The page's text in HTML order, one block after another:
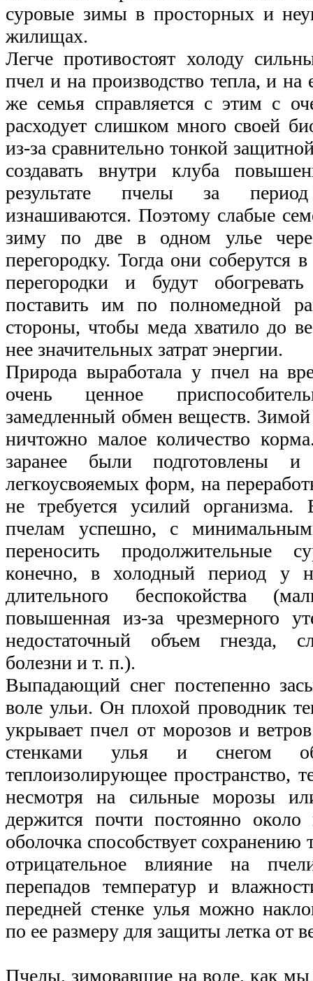
суровые зимы в просторных и
жилищах.
Легче противостоят холоду
пчел и на производство тепла, и на
же семья справляется с этим с
расходует слишком много своей
из-за сравнительно тонкой
создавать внутри клуба
результате пчелы за
изнашиваются. Поэтому слабые
зиму по две в одном улье
перегородку. Тогда они соберутся
перегородки и будут
поставить им по полномедной
стороны, чтобы меда хватило до
нее значительных затрат энергии.
Природа выработала у пчел на
очень ценное
замедленный обмен веществ.
ничтожно малое количество
заранее были подготовлены
легкоусвояемых форм, на
не требуется усилий организма.
пчелам успешно, с
переносить продолжительные
конечно, в холодный период у
длительного беспокойства
повышенная из-за чрезмерного
недостаточный объем гнезда,
болезни и т. п.).
Выпадающий снег постепенно
воле ульи. Он плохой проводник
укрывает пчел от морозов и
стенками улья и снегом
теплоизолирующее пространство,
несмотря на сильные морозы
держится почти постоянно
оболочка способствует сохранению
отрицательное влияние на
перепадов температур и
передней стенке улья можно
по ее размеру для защиты летка от
Пчелы, зимовавшие на воле, как мы